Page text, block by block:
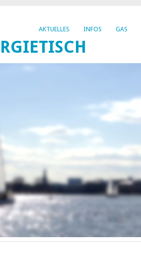
AKTUELLES INFOS GAS